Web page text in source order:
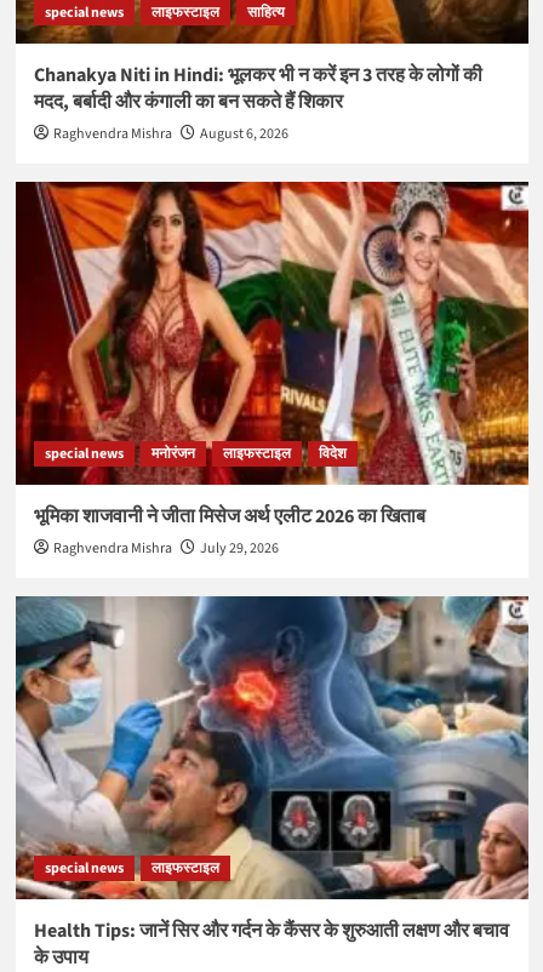
special news लाइफस्टाइल साहित्य
Chanakya Niti in Hindi: भूलकर भी न करें इन 3 तरह के लोगों की
मदद, बर्बादी और कंगाली का बन सकते हैं शिकार
Raghvendra Mishra August 6, 2026
special news मनोरंजन लाइफस्टाइल विदेश
भूमिका शाजवानी ने जीता मिसेज अर्थ एलीट 2026 का खिताब
Raghvendra Mishra July 29, 2026
special news लाइफस्टाइल
Health Tips: जानें सिर और गर्दन के कैंसर के शुरुआती लक्षण और बचाव
के उपाय